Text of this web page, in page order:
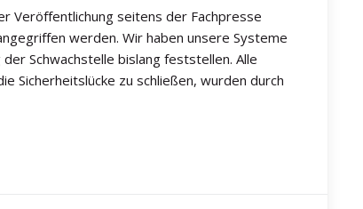
Veröffentlichung seitens der Fachpresse
werden. Wir haben unsere Systeme
Schwachstelle bislang feststellen. Alle
Sicherheitslücke zu schließen, wurden durch